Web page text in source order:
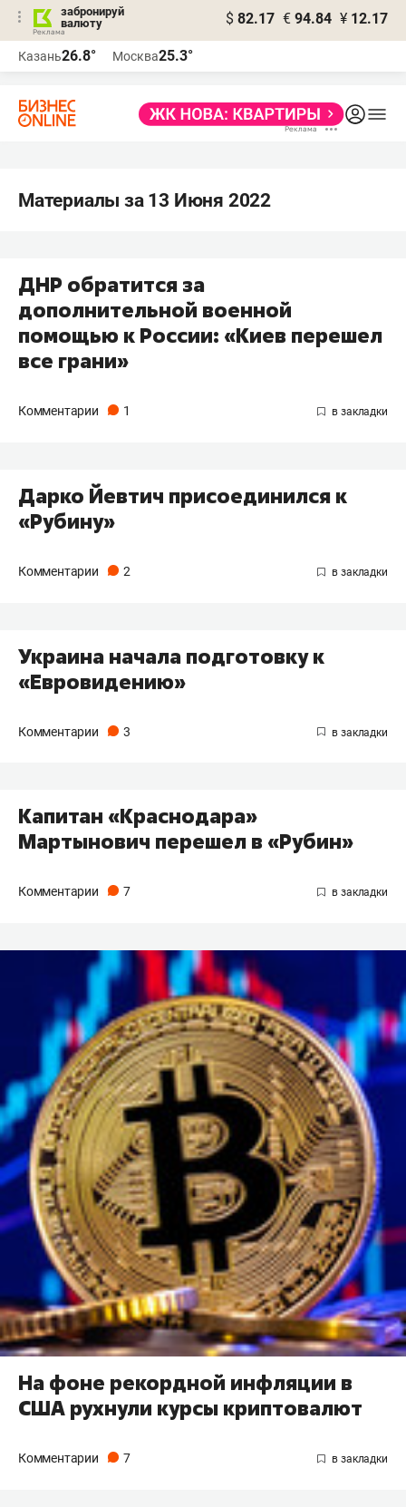
забронируй
валюту
$ 82.17 € 94.84 ¥ 12.17
Казань26.8° Москва25.3°
Материалы за 13 Июня 2022
ДНР обратится за
дополнительной военной
помощью к России: «Киев перешел
все грани»
Комментарии 1
Дарко Йевтич присоединился к
«Рубину»
Комментарии 2
Украина начала подготовку к
«Евровидению»
Комментарии 3
Капитан «Краснодара»
Мартынович перешел в «Рубин»
Комментарии 7
На фоне рекордной инфляции в
США рухнули курсы криптовалют
Комментарии 7